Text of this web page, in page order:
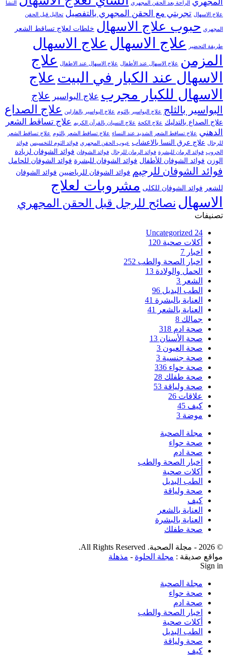
الراحة بعد الحقن المجهري النشا
علاج الاسهال تجربتي مع الحقن المجهري بالتفصيل تحاليل قبل الحقن
المجهري حبوب علاج الاسهال خلطات لعلاج تساقط الشعر
طريقة التحضير علاج الاسهال علاج الاسهال
المزمن
علاج الاسهال عند الأطفال علاج الاسهال عند الاطفال
علاج
الاسهال عند الكبار في البيت علاج
الاسهال للكبار مجرب علاج البواسير علاج
البواسير بالثلج علاج البواسير بالثوم علاج البواسير بالفازلين علاج الصداع
علاج الصداع بالتدليك علاج الكحة علاج النسيان بالقرآن الكريم
علاج تساقط الشعر
الدهني علاج تساقط الشعر الشديد عند النساء علاج تساقط الشعر بالثوم علاج تساقط الشعر
للرجال علاج عرق النسا بالاعشاب عيوب الحقن المجهري فوائد الثوم للتخسيس فوائد
الخروب فوائد الرمان للبشرة فوائد الرمان للرجال فوائد الشوفان فوائد الشوفان لزيادة
الوزن فوائد الشوفان للأطفال فوائد الشوفان للبشرة فوائد الشوفان للحامل
فوائد الشوفان للرجيم فوائد الشوفان للرياضيين فوائد الشوفان
للشعر فوائد الشوفان للكلى مشروبات لعلاج
الاسهال نصائح للرجل قبل الحقن المجهري
تصنيفات
Uncategorized 24
أكلات صحية 120
اخبار 7
اخبار الصحة والطب 252
الحمل والولادة 13
الشعر 3
الطب البديل 96
العناية بالبشرة 41
العناية بالشعر
41
جمالك 8
صحة ادم 318
صحة الأسنان 13
صحة العيون 3
صحة جنسية 3
صحة حواء 336
صحة طفلك 28
صحة ولياقة 53
علاقات 26
كيف 45
موضة 3
مجلة الصحبة
صحة حواء
صحة ادم
اخبار الصحة والطب
أكلات صحية
الطب البديل
صحة ولياقة
كيف
العناية بالشعر
العناية بالبشرة
صحة طفلك
© 2026 - مجلة الصحبة. All Rights Reserved.
مواقع صديقة : مجلة الحلوة - مذهلة
Sign in
مجلة الصحبة
صحة حواء
صحة ادم
اخبار الصحة والطب
أكلات صحية
الطب البديل
صحة ولياقة
كيف